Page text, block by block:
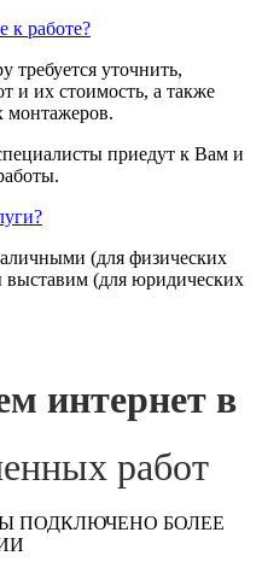
к работе?
уточнить,
и их стоимость, а также
монтажеров.
приедут к Вам и
(для физических
выставим (для юридических
интернет в
работ
ПОДКЛЮЧЕНО БОЛЕЕ